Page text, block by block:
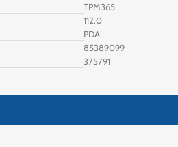
TPM365
112.0
PDA
85389099
375791